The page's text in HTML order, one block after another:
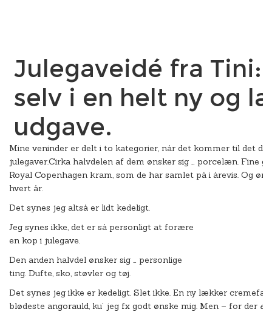
Julegaveidé fra Tini:
selv i en helt ny og
udgave.
Mine veninder er delt i to kategorier, når det kommer til det
julegaver.Cirka halvdelen af dem ønsker sig … porcelæn. Fine
Royal Copenhagen kram, som de har samlet på i årevis. Og
hvert år.
Det synes jeg altså er lidt kedeligt.
Jeg synes ikke, det er så personligt at forære
en kop i julegave.
Den anden halvdel ønsker sig … personlige
ting. Dufte, sko, støvler og tøj.
Det synes jeg ikke er kedeligt. Slet ikke. En ny lækker
blødeste angorauld, ku’ jeg fx godt ønske mig. Men – for der er